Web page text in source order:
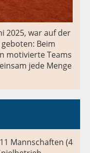
2025, war auf der
Beim
motivierte Teams
jede Menge
Mannschaften (4